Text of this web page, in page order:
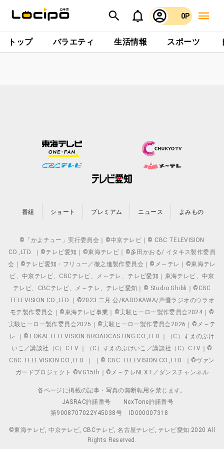
0P
トップ バラエティ 生活情報 スポーツ
番組 ショート プレミアム ニュース よみもの
©「かよチュー」実行委員会｜©中京テレビ｜© CBC TELEVISION
CO.,LTD. ｜©テレビ愛知｜©東海テレビ｜©多田かおる/ イタキス製作委員
会｜©テレビ愛知・フリュー／徹之進製作委員会｜©メ～テレ｜©東海テレ
ビ、中京テレビ、CBCテレビ、メ～テレ、テレビ愛知｜東海テレビ、中京
テレビ、CBCテレビ、メ～テレ、テレビ愛知｜© Studio Ghibli｜©CBC
TELEVISION CO.,LTD.｜©2023 二月 公/KADOKAWA/声優ラジオのウラオ
モテ製作委員会｜©東海テレビ事業｜©実験ヒーロー製作委員会2024｜©
実験ヒーロー製作委員会2025｜©実験ヒーロー製作委員会2026｜©メ～テ
レ ｜©TOKAI TELEVISION BROADCASTING CO.,LTD.｜（C）すえのぶけ
いこ／講談社（C）CTV ｜（C）すえのぶけいこ／講談社（C）CTV｜©
CBC TELEVISION CO.,LTD. ｜ ｜© CBC TELEVISION CO.,LTD. ｜©ヴァン
ガードプロジェクト ©VG15th｜©メ～テレNEXT／ダンスチャンネル
各ページに掲載の記事・写真の無断転用を禁じます。
JASRAC許諾番号
NexTone許諾番号
第9008707022Y45038号
ID000007318
©東海テレビ, 中京テレビ, CBCテレビ, 名古屋テレビ, テレビ愛知 2020 All
Rights Reserved.